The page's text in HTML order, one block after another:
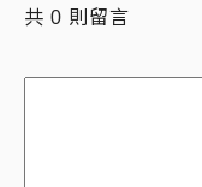
共 0 則留言